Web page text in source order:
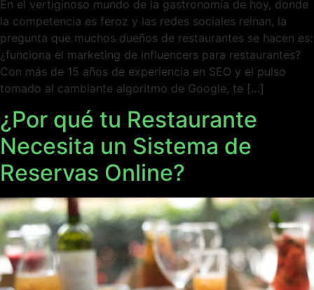
En el vertiginoso mundo de la gastronomía de hoy, donde
la competencia es feroz y las redes sociales reinan, la
pregunta que muchos dueños de restaurantes se hacen es:
¿funciona el marketing de influencers para restaurantes?
Con más de 15 años de experiencia en SEO y el pulso
tomado al cambiante algoritmo de Google, te […]
¿Por qué tu Restaurante
Necesita un Sistema de
Reservas Online?